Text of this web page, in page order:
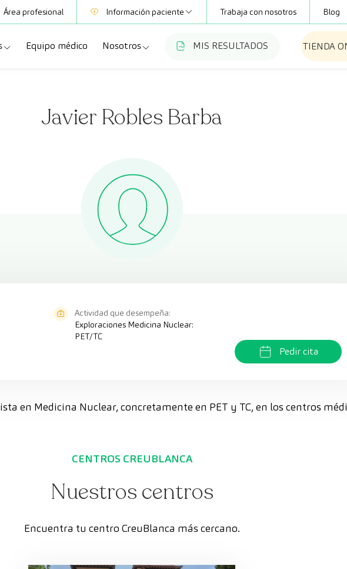
Área profesional Información paciente
Mutuas
Club CreuBlanca
Trabaja con nosotros Blog
diagnósticas
Equipo médico Nosotros
Trabaja con nosotros
CreuBlanca Empresas
Fundación Privada Imhotep
Preguntas frecuentes
MIS RESULTADOS TIENDA
Javier Robles Barba
Actividad que desempeña:
Exploraciones Medicina Nuclear:
PET/TC
Pedir cita
en Medicina Nuclear, concretamente en PET y TC, en los centros
CENTROS CREUBLANCA
Nuestros centros
Encuentra tu centro CreuBlanca más cercano.